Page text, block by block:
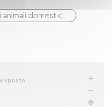
animali domestici
sposto